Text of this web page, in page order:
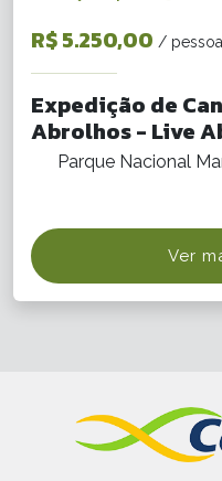
R$ 5.250,00 / pessoa
Expedição de
Abrolhos - Live
Parque Nacional
Ver